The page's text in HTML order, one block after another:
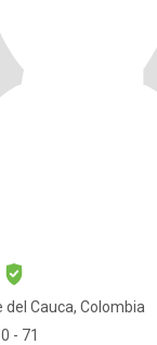
Cauca, Colombia
- 71